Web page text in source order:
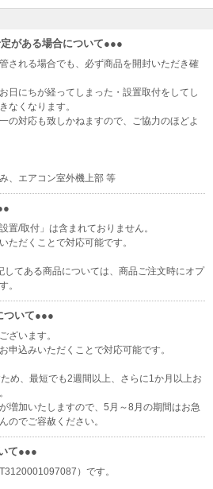
がある場合について●●●
される場合でも、必ず商品を開封いただき確
日にちが経ってしまった・設置取付をしてし
なくなります。
の対応も致しかねますので、ご協力のほどよ
、エアコン室外機上部 等
置/取付」は含まれておりません。
ただくことで対応可能です。
てある商品については、商品ご注文時にオプ
。
ついて●●●
ざいます。
申込みいただくことで対応可能です。
め、最短でも2週間以上、さらに1か月以上お
増加いたしますので、5月～8月の期間はお急
のでご容赦ください。
て●●●
）です。